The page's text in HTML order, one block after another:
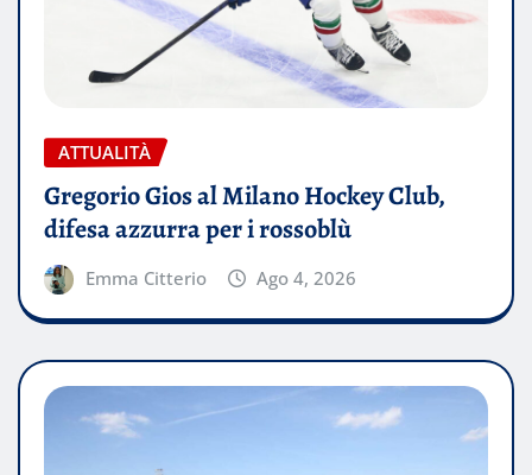
ATTUALITÀ
Gregorio Gios al Milano Hockey Club,
difesa azzurra per i rossoblù
Emma Citterio Ago 4, 2026